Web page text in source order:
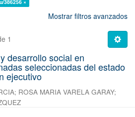
386256 ×
Mostrar filtros avanzados
1
desarrollo social en
seleccionadas del estado
ejecutivo
; ROSA MARIA VARELA GARAY;